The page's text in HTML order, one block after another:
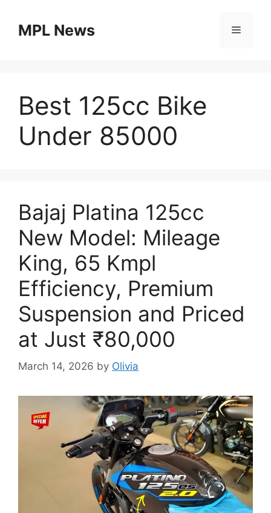
contentMPL News Menu
Best 125cc Bike
Under 85000
Bajaj Platina 125cc
New Model: Mileage
King, 65 Kmpl
Efficiency, Premium
Suspension and Priced
at Just ₹80,000
March 14, 2026 by Olivia